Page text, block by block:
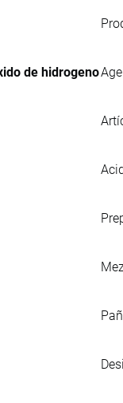
de hidrogeno